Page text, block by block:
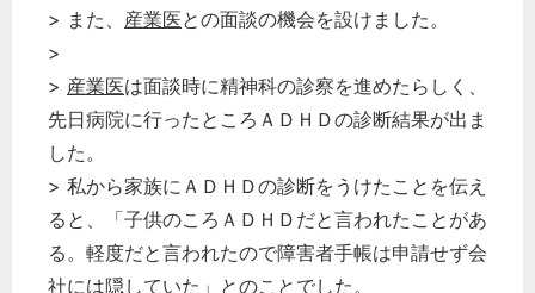
> また、 産業医との面談の機会を設けました。
>
> 産業医は面談時に精神科の診察を進めたらしく、
先日病院に行ったところＡＤＨＤの診断結果が出ま
した。
> 私から家族にＡＤＨＤの診断をうけたことを伝え
ると、「子供のころＡＤＨＤだと言われたことがあ
る。軽度だと言われたので障害者手帳は申請せず会
社には隠していた」とのことでした。